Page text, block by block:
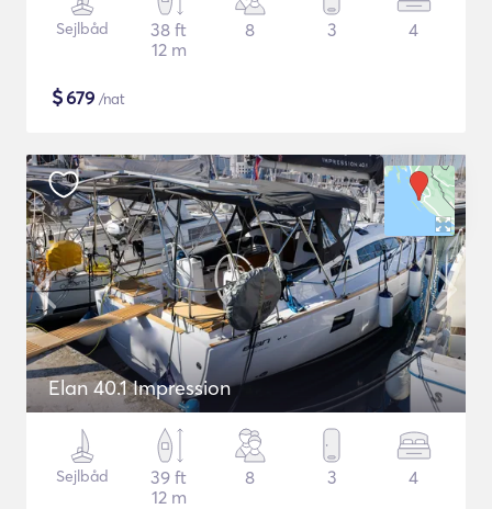
Sejlbåd
38 ft
12 m
8 3 4
$679 /nat
Elan 40.1 Impression
Sejlbåd
39 ft
12 m
8 3 4